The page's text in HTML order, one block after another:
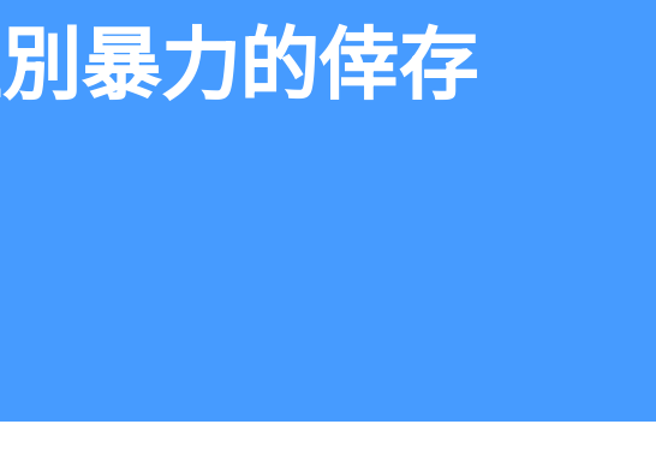
暴力的倖存